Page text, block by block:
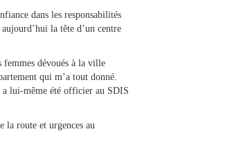
dans les responsabilités
la tête d’un centre
femmes dévoués à la ville
qui m’a tout donné.
a lui-même été officier au SDIS
la route et urgences au